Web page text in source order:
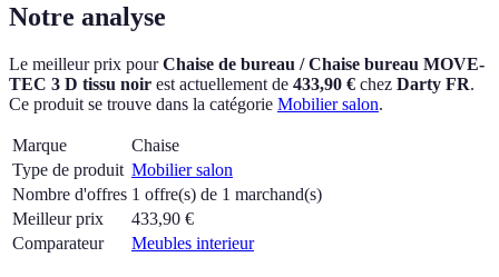
Notre analyse
Le meilleur prix pourChaise de bureau / Chaise bureau MOVE-
TEC 3 D tissu noir est actuellement de 433,90 € chez Darty FR.
Ce produit se trouve dans la catégorie Mobilier salon.
Marque
Chaise
Type de produit Mobilier salon
Nombre d'offres 1 offre(s) de 1 marchand(s)
Meilleur prix
433,90 €
Comparateur
Meubles interieur